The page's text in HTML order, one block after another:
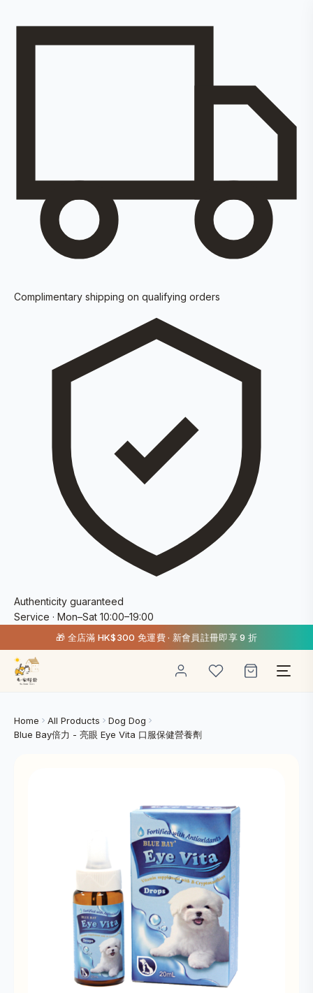
Complimentary shipping on qualifying orders
Authenticity guaranteed
Service · Mon–Sat 10:00–19:00
🎁 全店滿 HK$300 免運費 · 新會員註冊即享 9 折
Home All Products
Dog Dog
Blue Bay倍力 - 亮眼 Eye Vita 口服保健營養劑